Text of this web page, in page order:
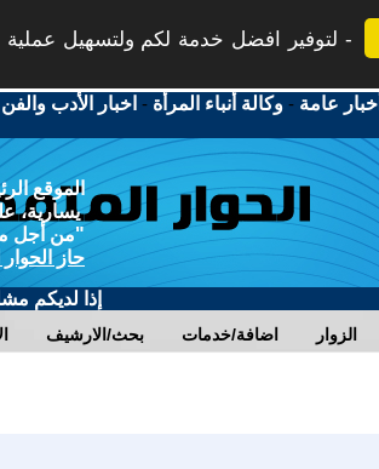
لتوفير افضل خدمة لكم ولتسهيل عملية
أخبار عامة -وكالة أنباء المرأة - اخبار الأدب والفن
الموقع
يسارية،
"من أجل
حاز
إذا لديكم
بحث/الارشيف اضافة/خدمات الزوار